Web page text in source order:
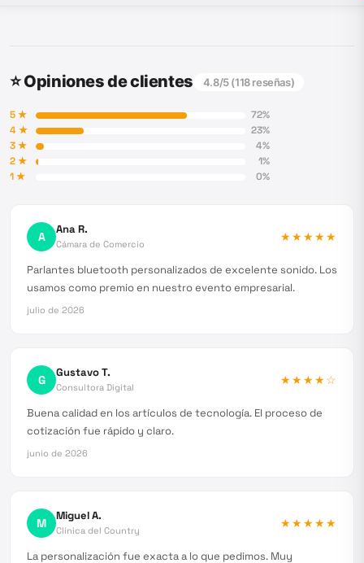
⭐ Opiniones de clientes 4.8/5 (118reseñas)
5★ 72%
4★ 23%
3★ 4%
2★ 1%
1★ 0%
A Ana R.
Cámara de Comercio
★★★★★
Parlantes bluetooth personalizados de excelente sonido. Los
usamos como premio en nuestro evento empresarial.
julio de 2026
G Gustavo T.
Consultora Digital
★★★★☆
Buena calidad en los artículos de tecnología. El proceso de
cotización fue rápido y claro.
junio de 2026
M Miguel A.
Clínica del Country
★★★★★
La personalización fue exacta a lo que pedimos. Muy